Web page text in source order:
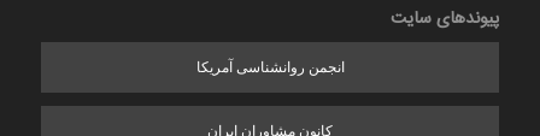
پیوندهای سایت
انجمن روانشناسی آمریکا
کانون مشاوران ایران